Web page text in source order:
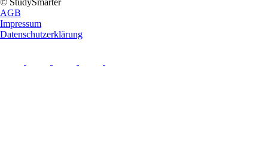
© StudySmarter
AGB
Impressum
Datenschutzerklärung